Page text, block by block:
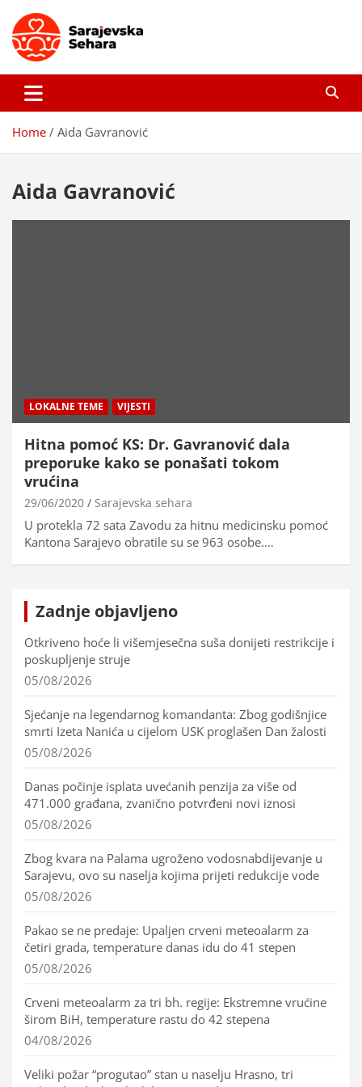
content
Sarajevska sehara
Home Aida Gavranović
Aida Gavranović
LOKALNE TEME VIJESTI
Hitna pomoć KS: Dr. Gavranović dala
preporuke kako se ponašati tokom
vrućina
29/06/2020 Sarajevska sehara
U protekla 72 sata Zavodu za hitnu medicinsku pomoć
Kantona Sarajevo obratile su se 963 osobe.…
Zadnje objavljeno
Otkriveno hoće li višemjesečna suša donijeti restrikcije i
poskupljenje struje
05/08/2026
Sjećanje na legendarnog komandanta: Zbog godišnjice
smrti Izeta Nanića u cijelom USK proglašen Dan žalosti
05/08/2026
Danas počinje isplata uvećanih penzija za više od
471.000 građana, zvanično potvrđeni novi iznosi
05/08/2026
Zbog kvara na Palama ugroženo vodosnabdijevanje u
Sarajevu, ovo su naselja kojima prijeti redukcije vode
05/08/2026
Pakao se ne predaje: Upaljen crveni meteoalarm za
četiri grada, temperature danas idu do 41 stepen
05/08/2026
Crveni meteoalarm za tri bh. regije: Ekstremne vrućine
širom BiH, temperature rastu do 42 stepena
04/08/2026
Veliki požar “progutao” stan u naselju Hrasno, tri